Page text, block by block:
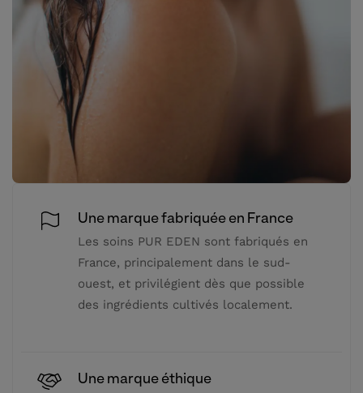
Une marque fabriquée en France
Les soins PUR EDEN sont fabriqués en
France, principalement dans le sud-
ouest, et privilégient dès que possible
des ingrédients cultivés localement.
Une marque éthique